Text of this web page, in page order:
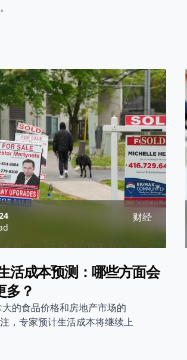
财经
活成本预测：哪些方面会
多？
的食品价格和房地产市场的
，专家预计生活成本将继续上